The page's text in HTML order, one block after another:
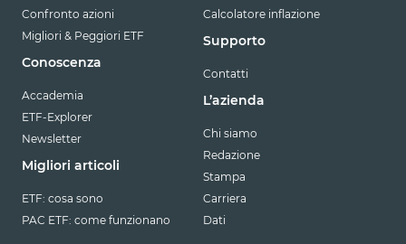
Confronto azioni
Migliori & Peggiori ETF
Conoscenza
Accademia
ETF-Explorer
Newsletter
Migliori articoli
ETF: cosa sono
PAC ETF: come funzionano
Calcolatore inflazione
Supporto
Contatti
L’azienda
Chi siamo
Redazione
Stampa
Carriera
Dati